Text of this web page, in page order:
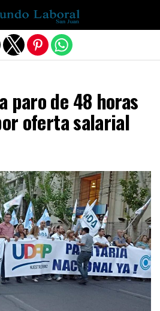
paro de 48 horas
oferta salarial
la versión móvil